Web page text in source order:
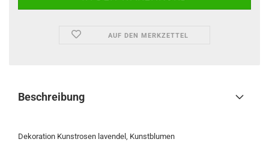
AUF DEN MERKZETTEL
Beschreibung
Dekoration Kunstrosen lavendel, Kunstblumen